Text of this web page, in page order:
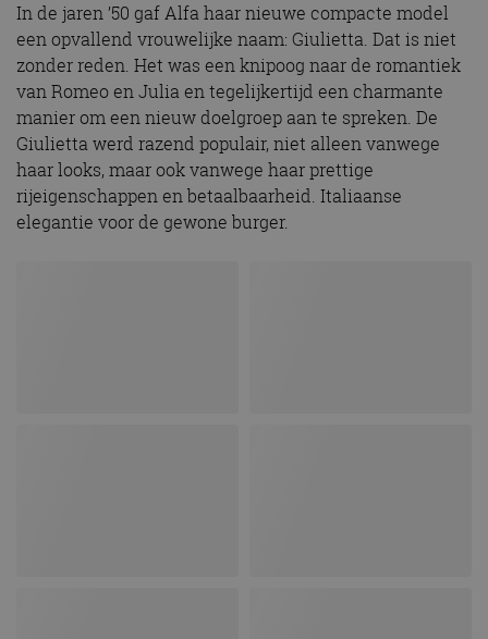
In de jaren ’50 gaf Alfa haar nieuwe compacte model
een opvallend vrouwelijke naam: Giulietta. Dat is niet
zonder reden. Het was een knipoog naar de romantiek
van Romeo en Julia en tegelijkertijd een charmante
manier om een nieuw doelgroep aan te spreken. De
Giulietta werd razend populair, niet alleen vanwege
haar looks, maar ook vanwege haar prettige
rijeigenschappen en betaalbaarheid. Italiaanse
elegantie voor de gewone burger.